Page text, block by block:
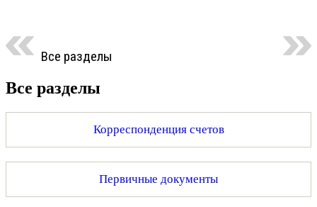
Все разделы
Все разделы
Корреспонденция счетов
Первичные документы